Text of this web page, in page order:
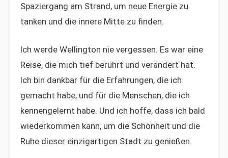
Spaziergang am Strand, um neue Energie zu
tanken und die innere Mitte zu finden.
Ich werde Wellington nie vergessen. Es war eine
Reise, die mich tief berührt und verändert hat.
Ich bin dankbar für die Erfahrungen, die ich
gemacht habe, und für die Menschen, die ich
kennengelernt habe. Und ich hoffe, dass ich bald
wiederkommen kann, um die Schönheit und die
Ruhe dieser einzigartigen Stadt zu genießen.